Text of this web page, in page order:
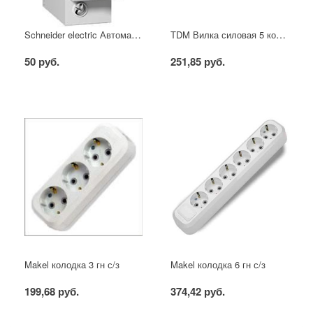
Schneider electric Автоматический выключатель 1/40А
50 руб.
TDM Вилка силовая 5 контактов 16А 380В IP44
251,85 руб.
Makel колодка 3 гн с/з
199,68 руб.
Makel колодка 6 гн с/з
374,42 руб.